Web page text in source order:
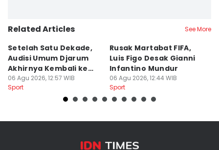
Related Articles See More
Setelah Satu Dekade,
Audisi Umum Djarum
Akhirnya Kembali ke
Makassar
06 Agu 2026, 12:57 WIB
Sport
Rusak Martabat FIFA,
Luis Figo Desak Gianni
Infantino Mundur
06 Agu 2026, 12:44 WIB
Sport